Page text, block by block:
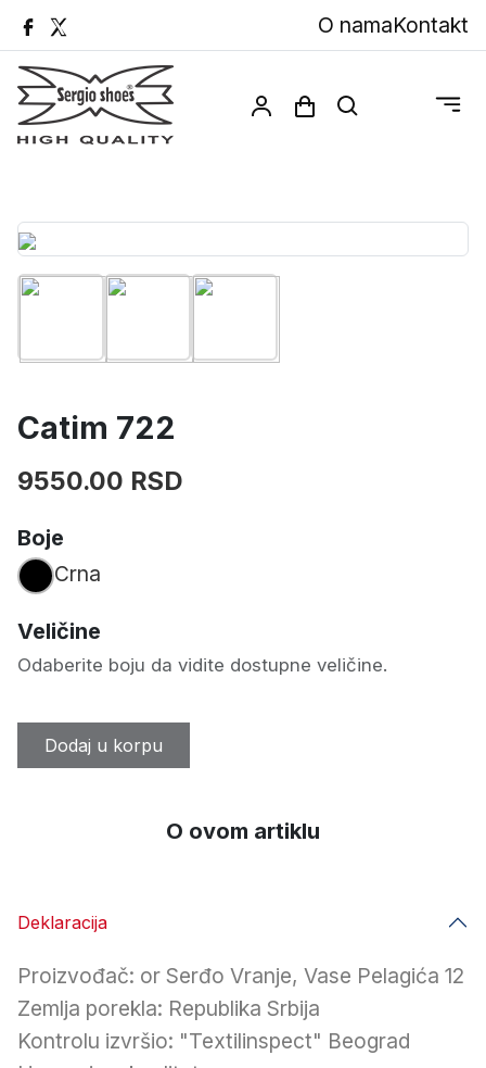
O namaKontakt
Catim 722
9550.00 RSD
Boje
Crna
Veličine
Odaberite boju da vidite dostupne veličine.
Dodaj u korpu
O ovom artiklu
Deklaracija
Proizvođač: or Serđo Vranje, Vase Pelagića 12
Zemlja porekla: Republika Srbija
Kontrolu izvršio: "Textilinspect" Beograd